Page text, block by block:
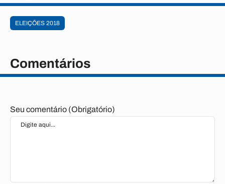
ELEIÇÕES 2018
Comentários
Seu comentário (Obrigatório)